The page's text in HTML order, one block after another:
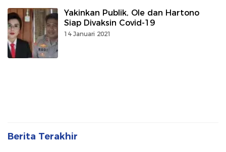
Yakinkan Publik, Ole dan Hartono
Siap Divaksin Covid-19
14 Januari 2021
Berita Terakhir